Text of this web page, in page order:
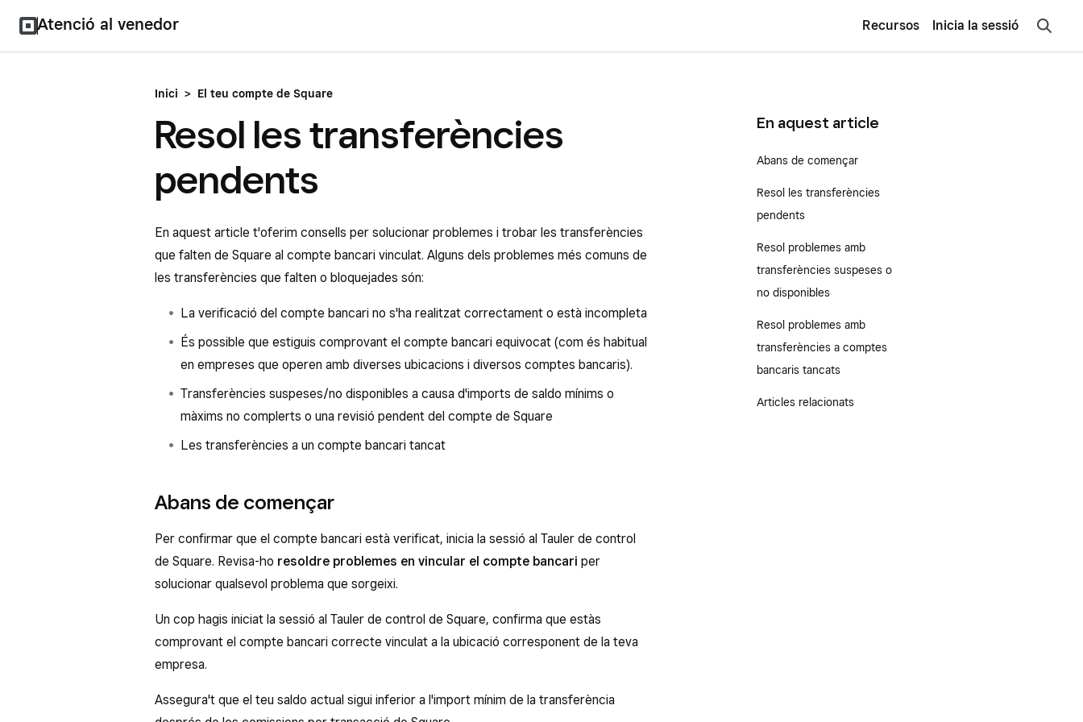
Atenció al venedor Recursos Inicia la sessió
Inici > El teu compte de Square
Resol les transferències
pendents
En aquest article t'oferim consells per solucionar problemes i trobar les transferències
que falten de Square al compte bancari vinculat. Alguns dels problemes més comuns de
les transferències que falten o bloquejades són:
La verificació del compte bancari no s'ha realitzat correctament o està incompleta
És possible que estiguis comprovant el compte bancari equivocat (com és habitual
en empreses que operen amb diverses ubicacions i diversos comptes bancaris).
Transferències suspeses/no disponibles a causa d'imports de saldo mínims o
màxims no complerts o una revisió pendent del compte de Square
Les transferències a un compte bancari tancat
Abans de començar
Per confirmar que el compte bancari està verificat, inicia la sessió al Tauler de control
de Square. Revisa-ho resoldre problemes en vincular el compte bancari per
solucionar qualsevol problema que sorgeixi.
Un cop hagis iniciat la sessió al Tauler de control de Square, confirma que estàs
comprovant el compte bancari correcte vinculat a la ubicació corresponent de la teva
empresa.
Assegura't que el teu saldo actual sigui inferior a l'import mínim de la transferència
En aquest article
Abans de començar
Resol les transferències
pendents
Resol problemes amb
transferències suspeses o
no disponibles
Resol problemes amb
transferències a comptes
bancaris tancats
Articles relacionats